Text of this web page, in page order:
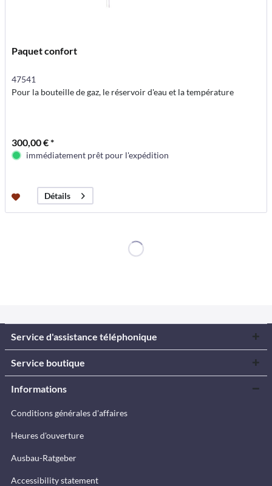
Paquet confort
47541
Pour la bouteille de gaz, le réservoir d'eau et la température
300,00 € *
immédiatement prêt pour l'expédition
Détails
Service d'assistance téléphonique
Service boutique
Informations
Conditions générales d'affaires
Heures d'ouverture
Ausbau-Ratgeber
Accessibility statement